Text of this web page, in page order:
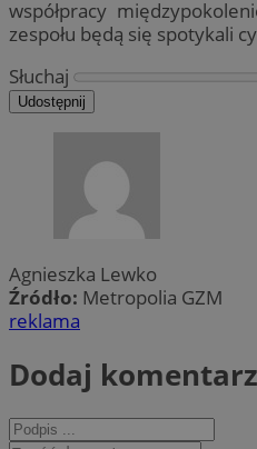
współpracy
zespołu będą się spotykali
Słuchaj
Udostępnij
Agnieszka Lewko
Źródło: Metropolia GZM
reklama
Dodaj komentarz